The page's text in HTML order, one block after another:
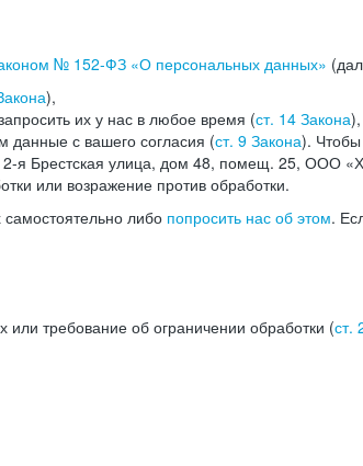
№ 152-ФЗ «О персональных данных»
),
их у нас в любое время (ст. 14 Закона),
данные с вашего согласия (ст. 9 Закона). Чтобы
2-я Брестская улица, дом 48, помещ. 25, ООО
или возражение против обработки.
либо попросить нас об этом.
требование об ограничении обработки (ст.